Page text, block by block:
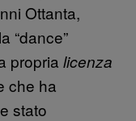
Ottanta,
“dance”
propria licenza
che ha
stato